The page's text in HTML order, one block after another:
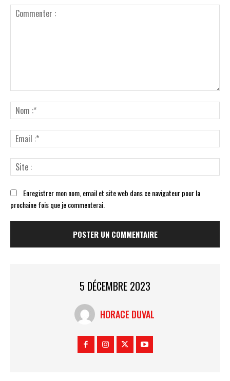
:*
:*
:
Enregistrer mon nom, email et site web dans ce navigateur pour la
prochaine fois que je commenterai.
5 DÉCEMBRE 2023
HORACE DUVAL